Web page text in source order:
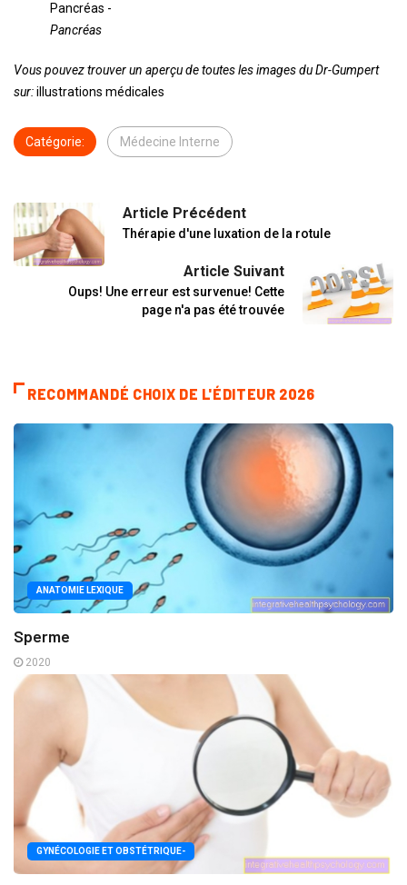
Pancréas -
Pancréas
Vous pouvez trouver un aperçu de toutes les images du Dr-Gumpert
sur:illustrations médicales
Catégorie: Médecine Interne
Article Précédent
Thérapie d'une luxation de la rotule
Article Suivant
Oups! Une erreur est survenue! Cette
page n'a pas été trouvée
RECOMMANDÉ CHOIX DE L'ÉDITEUR 2026
ANATOMIE LEXIQUE
Sperme
2020
GYNÉCOLOGIE ET OBSTÉTRIQUE-